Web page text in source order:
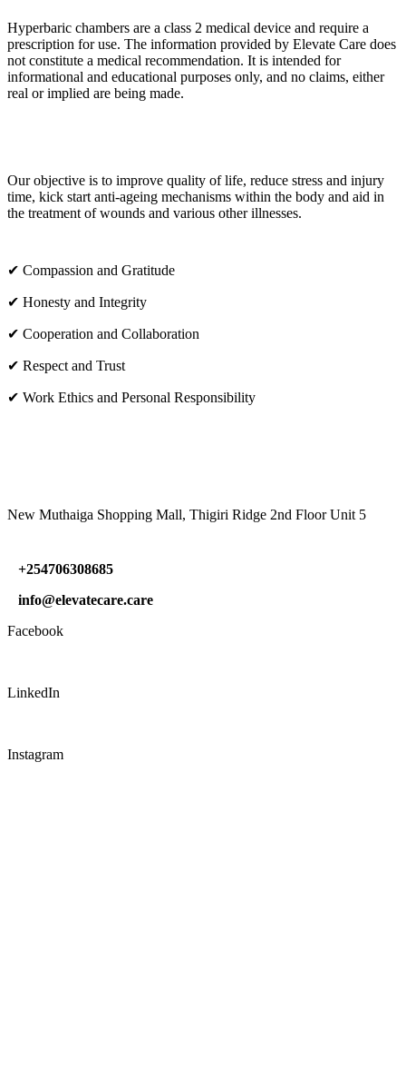
Hyperbaric chambers are a class 2 medical device and require a
prescription for use. The information provided by Elevate Care does
not constitute a medical recommendation. It is intended for
informational and educational purposes only, and no claims, either
real or implied are being made.
Our objective is to improve quality of life, reduce stress and injury
time, kick start anti-ageing mechanisms within the body and aid in
the treatment of wounds and various other illnesses.
✔ Compassion and Gratitude
✔ Honesty and Integrity
✔ Cooperation and Collaboration
✔ Respect and Trust
✔ Work Ethics and Personal Responsibility
New Muthaiga Shopping Mall, Thigiri Ridge 2nd Floor Unit 5
+254706308685
info@elevatecare.care
Facebook
LinkedIn
Instagram